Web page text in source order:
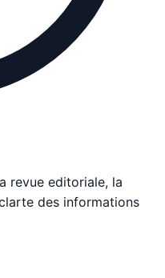
revue editoriale, la
des informations